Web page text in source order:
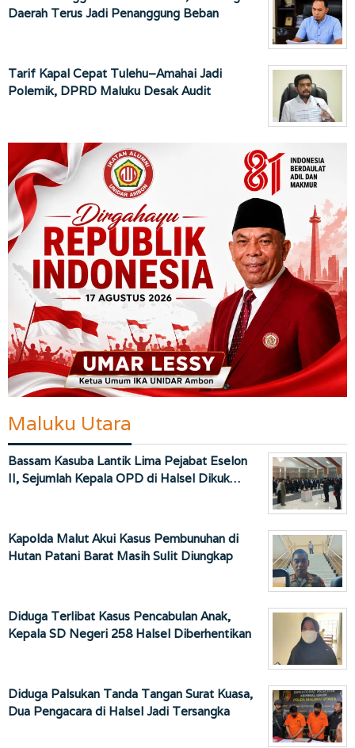
Daerah Terus Jadi Penanggung Beban
Tarif Kapal Cepat Tulehu–Amahai Jadi
Polemik, DPRD Maluku Desak Audit
Maluku Utara
Bassam Kasuba Lantik Lima Pejabat Eselon
II, Sejumlah Kepala OPD di Halsel Dikuk…
Kapolda Malut Akui Kasus Pembunuhan di
Hutan Patani Barat Masih Sulit Diungkap
Diduga Terlibat Kasus Pencabulan Anak,
Kepala SD Negeri 258 Halsel Diberhentikan
Diduga Palsukan Tanda Tangan Surat Kuasa,
Dua Pengacara di Halsel Jadi Tersangka